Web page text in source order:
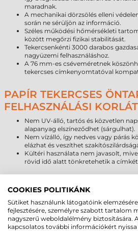
maradnak.
A mechanikai dörzsölés elleni
során ne sérüljön az információ.
Széles működési hőmérsékleti
között megőrzi fizikai stabilitását.
Tekercsenkénti 3000 darabos
nagyüzemi felhasználáshoz.
A 76 mm-es cséveméretnek
tekercses címkenyomtatóval
PAPÍR TEKERCSES
FELHASZNÁLÁSI
Nem UV-álló, tartós és közvetlen
alapanyag elszíneződhet (sárgulhat).
Nem vízálló, így nedves vagy párás
elázhat és veszíthet
Kültéri használata nem javasolt,
rövid idő alatt tönkretehetik a
PAPÍR CÍMKE
ÖSSZEHASONLÍTÁS
Alapanyag típusa
Várható
Papír
1–3 év
COOKIES POLITIKÁNK
Sütiket használunk látogatóink
fejlesztésére, személyre szabott tartalom
nagyszerű weboldalélmény biztosítására.
kapcsolatos további információkért